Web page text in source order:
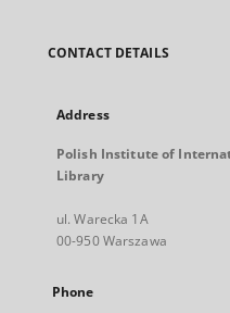
CONTACT DETAILS
Address
Polish Institute of
Library
ul. Warecka 1A
00-950 Warszawa
Phone